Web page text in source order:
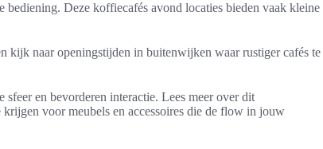
Deze koffiecafés avond locaties bieden vaak kleine
kijk naar openingstijden in buitenwijken waar rustiger cafés te
en bevorderen interactie. Lees meer over dit
krijgen voor meubels en accessoires die de flow in jouw